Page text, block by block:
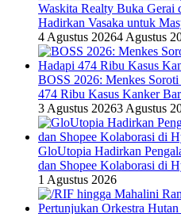
Waskita Realty Buka Gerai
Hadirkan Vasaka untuk
4 Agustus 20264 Agustus
BOSS 2026: Menkes
474 Ribu Kasus Kanker
3 Agustus 20263 Agustus
GloUtopia Hadirkan
dan Shopee Kolaborasi di
1 Agustus 2026